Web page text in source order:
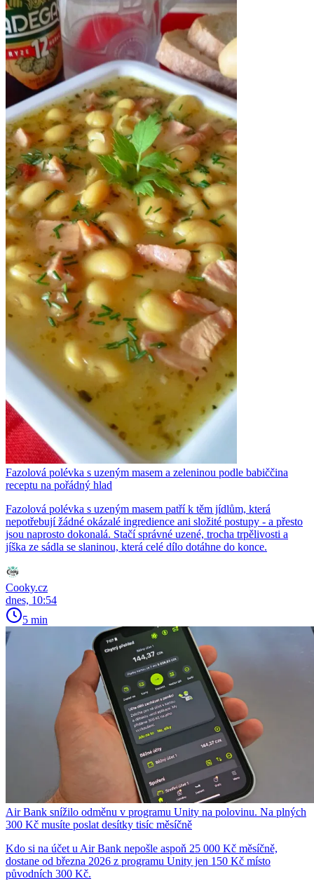
Fazolová polévka s uzeným masem a zeleninou podle babiččina
receptu na pořádný hlad
Fazolová polévka s uzeným masem patří k těm jídlům, která
nepotřebují žádné okázalé ingredience ani složité postupy - a přesto
jsou naprosto dokonalá. Stačí správné uzené, trocha trpělivosti a
jíška ze sádla se slaninou, která celé dílo dotáhne do konce.
Cooky.cz
dnes, 10:54
5 min
Air Bank snížilo odměnu v programu Unity na polovinu. Na plných
300 Kč musíte poslat desítky tisíc měsíčně
Kdo si na účet u Air Bank nepošle aspoň 25 000 Kč měsíčně,
dostane od března 2026 z programu Unity jen 150 Kč místo
původních 300 Kč.